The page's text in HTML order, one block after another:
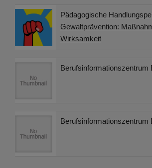
Pädagogische
Gewaltprävention:
Wirksamkeit
Berufsinformationszentrum
Berufsinformationszentrum